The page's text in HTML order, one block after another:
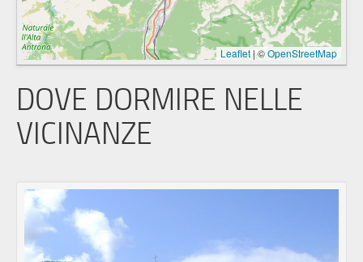
Leaflet|©OpenStreetMap
DOVE DORMIRE NELLE
VICINANZE